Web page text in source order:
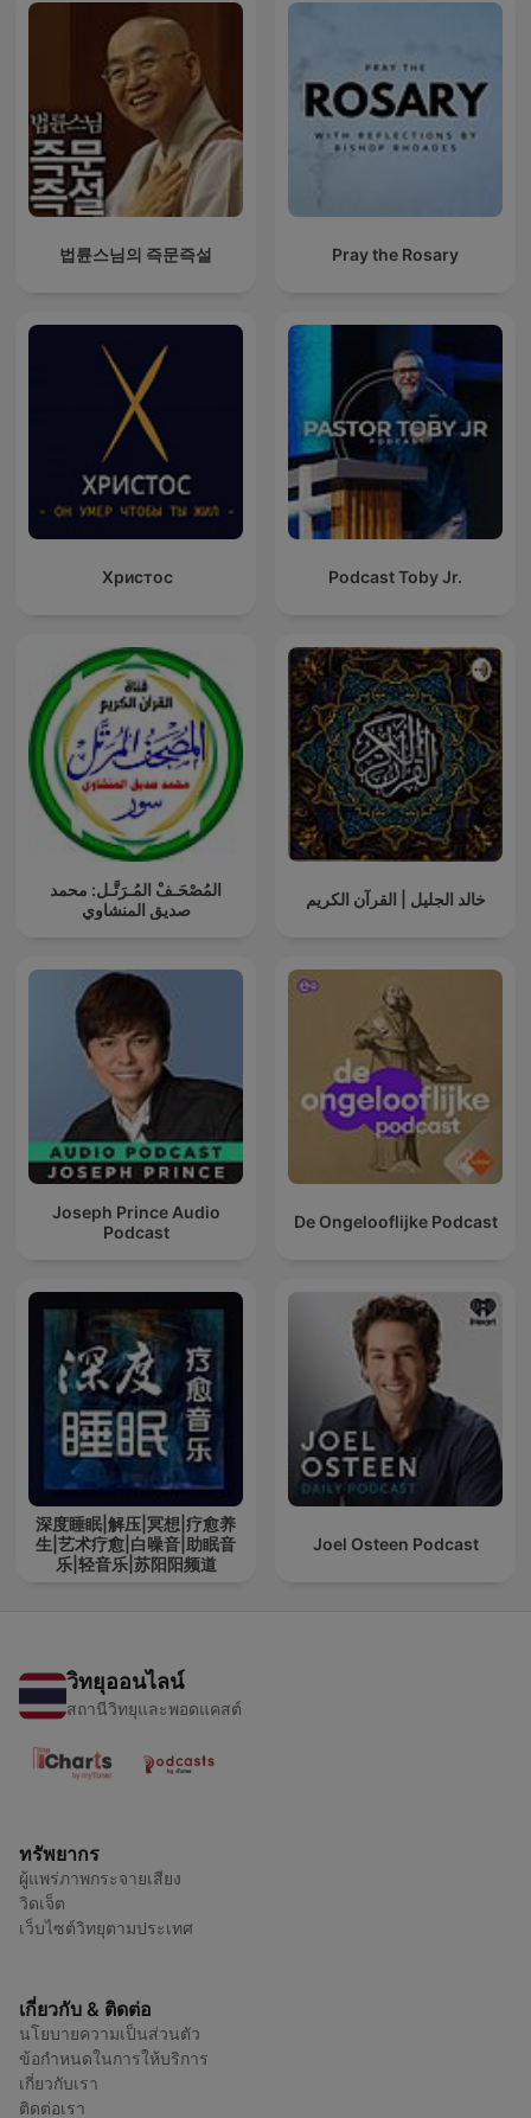
법륜스님의 즉문즉설 Pray the Rosary
Христос Podcast Toby Jr.
المُصْحَـفْ المُـرَتَّـل: محمد
صديق المنشاوي
خالد الجليل | القرآن الكريم
Joseph Prince Audio
Podcast
De Ongelooflijke Podcast
深度睡眠|解压|冥想|疗愈养
生|艺术疗愈|白噪音|助眠音
乐|轻音乐|苏阳阳频道
Joel Osteen Podcast
วิทยุออนไลน์
สถานีวิทยุและพอดแคสต์
ทรัพยากร
ผู้แพร่ภาพกระจายเสียง
วิดเจ็ต
เว็บไซต์วิทยุตามประเทศ
เกี่ยวกับ & ติดต่อ
นโยบายความเป็นส่วนตัว
ข้อกำหนดในการให้บริการ
เกี่ยวกับเรา
ติดต่อเรา